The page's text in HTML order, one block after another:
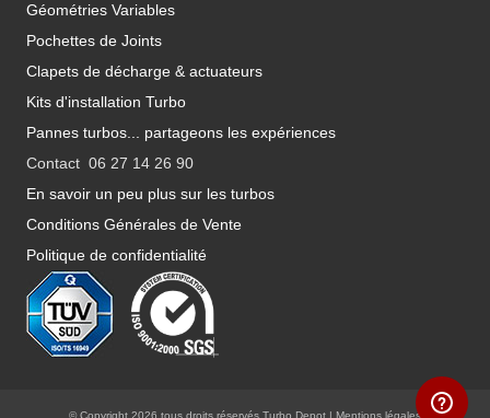
Géométries Variables
Pochettes de Joints
Clapets de décharge & actuateurs
Kits d'installation Turbo
Pannes turbos... partageons les expériences
Contact 06 27 14 26 90
En savoir un peu plus sur les turbos
Conditions Générales de Vente
Politique de confidentialité
© Copyright 2026 tous droits réservés Turbo Depot | Mentions légales